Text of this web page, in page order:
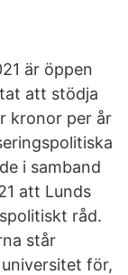
är öppen
att stödja
kronor per år
i samband
att Lunds
råd.
står
för,